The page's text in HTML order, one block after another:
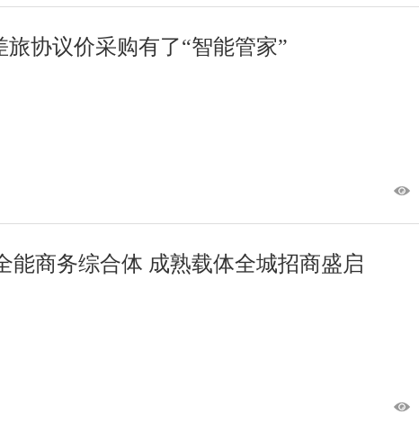
协议价采购有了“智能管家”
能商务综合体 成熟载体全城招商盛启